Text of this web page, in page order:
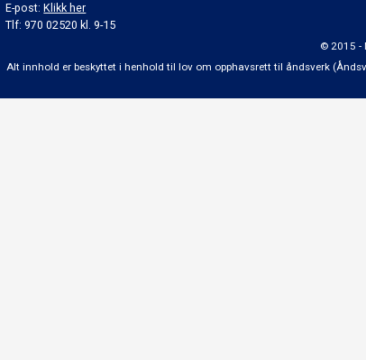
E-post:Klikk her
Tlf: 970 02520 kl. 9-15
© 2015 -
Alt innhold er beskyttet i henhold til lov om opphavsrett til åndsverk